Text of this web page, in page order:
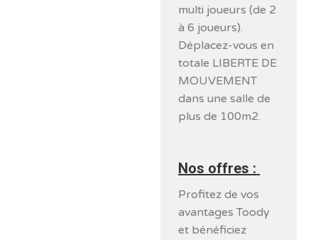
multi joueurs (de 2
à 6 joueurs).
Déplacez-vous en
totale LIBERTE DE
MOUVEMENT
dans une salle de
plus de 100m2.
Nos offres :
Profitez de vos
avantages Toody
et bénéficiez